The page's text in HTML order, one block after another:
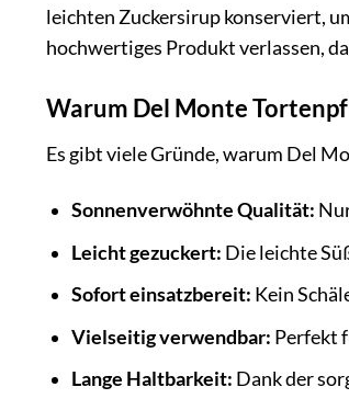
leichten Zuckersirup konserviert,
hochwertiges Produkt verlassen,
Warum Del Monte
Es gibt viele Gründe, warum Del
Sonnenverwöhnte Qualität:
Leicht gezuckert: Die leichte
Sofort einsatzbereit: Kein
Vielseitig verwendbar: Perfekt
Lange Haltbarkeit: Dank der